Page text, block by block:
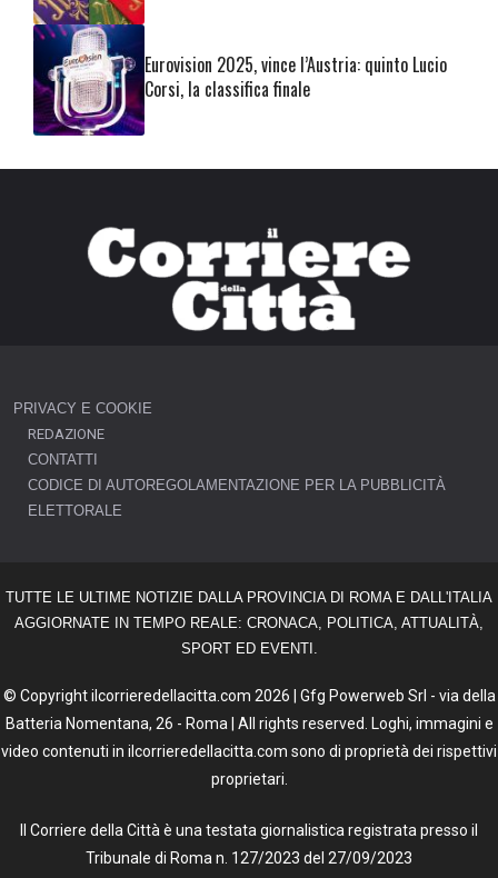
Eurovision 2025, vince l’Austria: quinto Lucio
Corsi, la classifica finale
PRIVACY E COOKIE
REDAZIONE
CONTATTI
CODICE DI AUTOREGOLAMENTAZIONE PER LA PUBBLICITÀ
ELETTORALE
TUTTE LE ULTIME NOTIZIE DALLA PROVINCIA DI ROMA E DALL'ITALIA
AGGIORNATE IN TEMPO REALE: CRONACA, POLITICA, ATTUALITÀ,
SPORT ED EVENTI.
© Copyright ilcorrieredellacitta.com 2026 | Gfg Powerweb Srl - via della
Batteria Nomentana, 26 - Roma | All rights reserved. Loghi, immagini e
video contenuti in ilcorrieredellacitta.com sono di proprietà dei rispettivi
proprietari.
Il Corriere della Città è una testata giornalistica registrata presso il
Tribunale di Roma n. 127/2023 del 27/09/2023